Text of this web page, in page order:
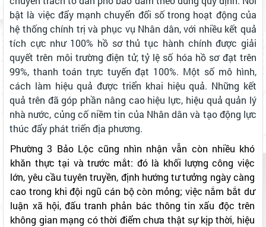
bật là việc đẩy mạnh chuyển đổi số trong hoạt động của
hệ thống chính trị và phục vụ Nhân dân, với nhiều kết quả
tích cực như 100% hồ sơ thủ tục hành chính được giải
quyết trên môi trường điện tử, tỷ lệ số hóa hồ sơ đạt trên
99%, thanh toán trực tuyến đạt 100%. Một số mô hình,
cách làm hiệu quả được triển khai hiệu quả. Những kết
quả trên đã góp phần nâng cao hiệu lực, hiệu quả quản lý
nhà nước, củng cố niềm tin của Nhân dân và tạo động lực
thúc đẩy phát triển địa phương.
Phường 3 Bảo Lộc cũng nhìn nhận vẫn còn nhiều khó
khăn thực tại và trước mắt: đó là khối lượng công việc
lớn, yêu cầu tuyên truyền, định hướng tư tưởng ngày càng
cao trong khi đội ngũ cán bộ còn mỏng; việc nắm bắt dư
luận xã hội, đấu tranh phản bác thông tin xấu độc trên
không gian mạng có thời điểm chưa thật sự kịp thời, hiệu